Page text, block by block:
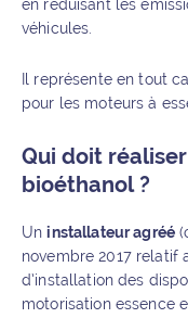
en réduisant les
véhicules.
Il représente en tout
pour les moteurs à
Qui doit
bioéthanol ?
Uninstallateur agréé
novembre 2017 relatif
d’installation des
motorisation essence